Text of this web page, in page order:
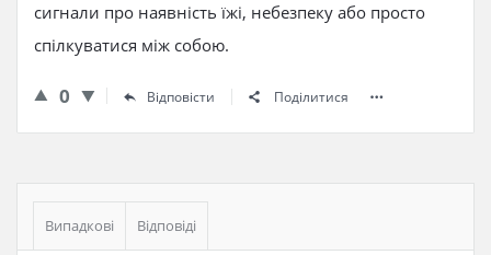
сигнали про наявність їжі, небезпеку або просто
спілкуватися між собою.
0 Відповісти Поділитися
Бічна
панель
Випадкові Відповіді